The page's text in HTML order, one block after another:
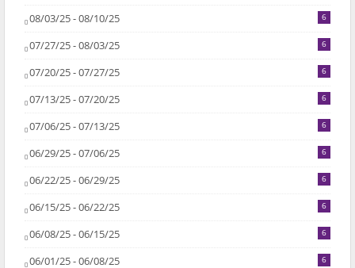
08/03/25 - 08/10/25 6
07/27/25 - 08/03/25 6
07/20/25 - 07/27/25 6
07/13/25 - 07/20/25 6
07/06/25 - 07/13/25 6
06/29/25 - 07/06/25 6
06/22/25 - 06/29/25 6
06/15/25 - 06/22/25 6
06/08/25 - 06/15/25 6
06/01/25 - 06/08/25 6